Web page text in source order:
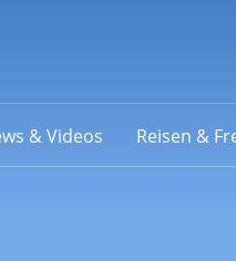
& Videos Reisen &